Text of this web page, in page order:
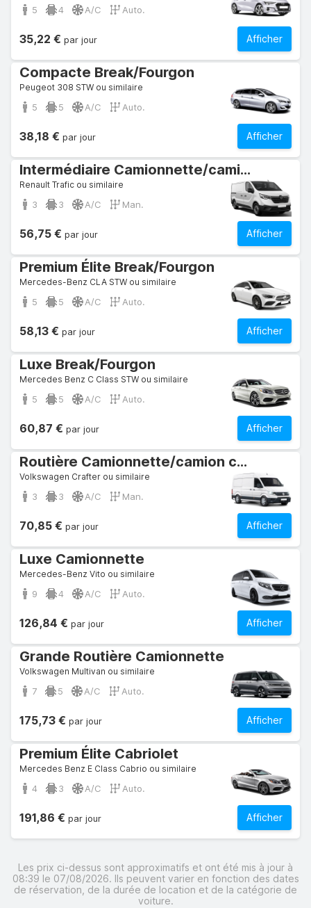
5 4 A/C Auto.
Afficher
35,22 € par jour
Compacte Break/Fourgon
Peugeot 308 STW ou similaire
5 5 A/C Auto.
Afficher
38,18 € par jour
Intermédiaire Camionnette/camion commercial
Renault Trafic ou similaire
3 3 A/C Man.
Afficher
56,75 € par jour
Premium Élite Break/Fourgon
Mercedes-Benz CLA STW ou similaire
5 5 A/C Auto.
Afficher
58,13 € par jour
Luxe Break/Fourgon
Mercedes Benz C Class STW ou similaire
5 5 A/C Auto.
Afficher
60,87 € par jour
Routière Camionnette/camion commercial
Volkswagen Crafter ou similaire
3 3 A/C Man.
Afficher
70,85 € par jour
Luxe Camionnette
Mercedes-Benz Vito ou similaire
9 4 A/C Auto.
Afficher
126,84 € par jour
Grande Routière Camionnette
Volkswagen Multivan ou similaire
7 5 A/C Auto.
Afficher
175,73 € par jour
Premium Élite Cabriolet
Mercedes Benz E Class Cabrio ou similaire
4 3 A/C Auto.
Afficher
191,86 € par jour
Les prix ci-dessus sont approximatifs et ont été mis à jour à
08:39 le 07/08/2026. Ils peuvent varier en fonction des dates
de réservation, de la durée de location et de la catégorie de
voiture.